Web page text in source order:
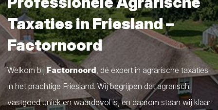
Taxaties in Friesland –
Factornoord
Welkom bij Factornoord , dé expert in agrarische taxaties
in het prachtige Friesland. Wij begrijpen dat agrarisch
vastgoed uniek en waardevol is, en daarom staan wij klaar